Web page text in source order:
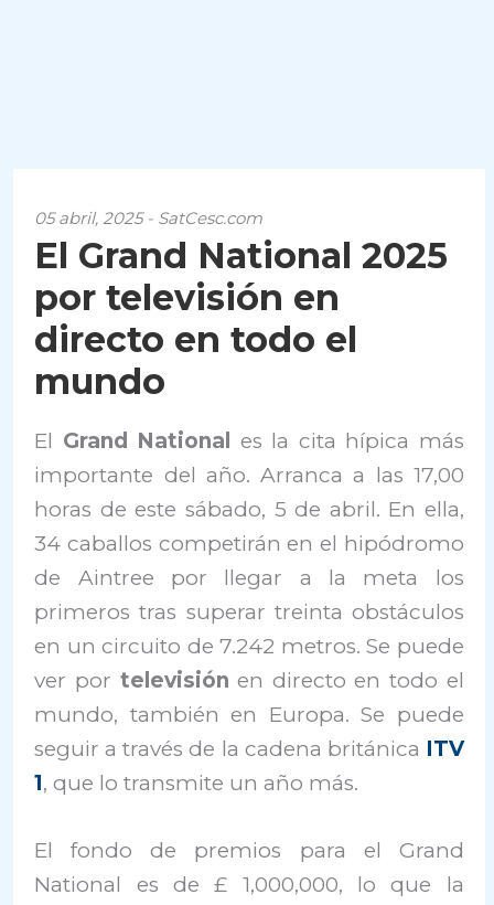
05 abril, 2025 - SatCesc.com
El Grand National 2025
por televisión en
directo en todo el
mundo
El Grand National es la cita hípica más
importante del año. Arranca a las 17,00
horas de este sábado, 5 de abril. En ella,
34 caballos competirán en el hipódromo
de Aintree por llegar a la meta los
primeros tras superar treinta obstáculos
en un circuito de 7.242 metros. Se puede
ver por televisión en directo en todo el
mundo, también en Europa. Se puede
seguir a través de la cadena británica ITV
1, que lo transmite un año más.
El fondo de premios para el Grand
National es de £ 1,000,000, lo que la